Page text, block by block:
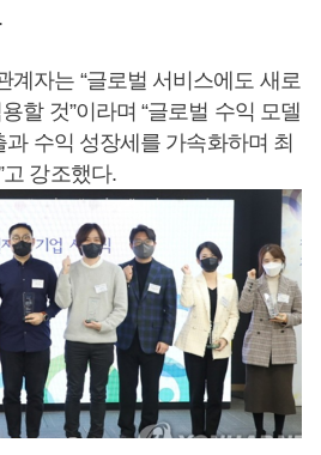
계자는 “글로벌 서비스에도 새로
할 것”이라며 “글로벌 수익 모델
수익 성장세를 가속화하며 최
강조했다.